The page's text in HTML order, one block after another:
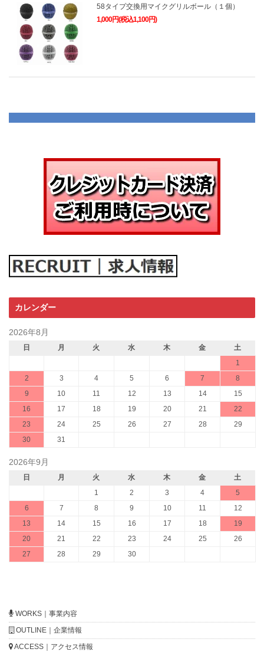
58タイプ交換用マイクグリルボール（１個）
1,000円(税込1,100円)
カレンダー
2026年8月
日 月 火 水 木 金
土
1
2
3 4 5 6 7
8
9
10 11 12 13 14
15
16
17 18 19 20 21
22
23
24 25 26 27 28
29
30
31
2026年9月
日 月 火 水 木 金
土
1
2 3 4
5
6
7 8 9 10 11
12
13
14 15 16 17 18
19
20
21 22 23 24 25
26
27
28 29 30
WORKS｜事業内容
OUTLINE｜企業情報
ACCESS｜アクセス情報